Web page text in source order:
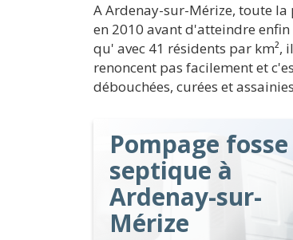
A Ardenay-sur-Mérize, toute
en 2010 avant d'atteindre
qu' avec 41 résidents par
renoncent pas facilement et
débouchées, curées et
Pompage fosse
septique à
Ardenay-sur-
Mérize